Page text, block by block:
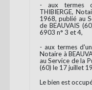
- aux termes
THIBIERGE,
1968, publié au
de BEAUVAIS
6903 n° 3 et 4,
- aux termes
Notaire à
au Service de la
(60) le 17 juillet
Le bien est